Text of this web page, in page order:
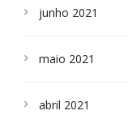
junho 2021
maio 2021
abril 2021